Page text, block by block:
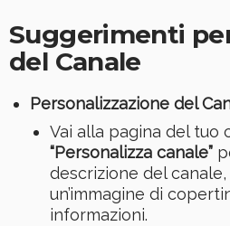
Suggerimenti
del Canale
Personalizzazione del
Vai alla pagina del tuo
“Personalizza canale”
descrizione del
un’immagine di
informazioni.